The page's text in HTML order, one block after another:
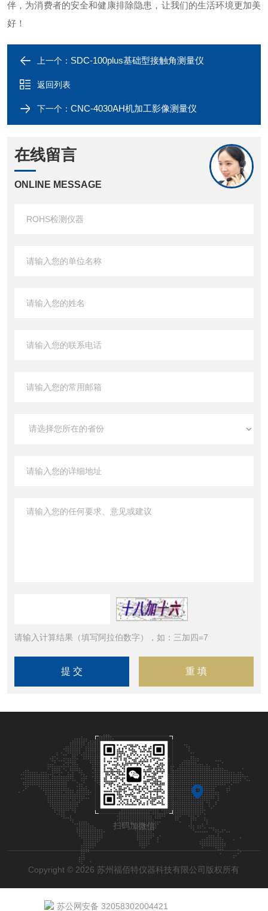
伴，为消费者的安全和健康排除隐患，让我们的生活环境更加美
好！
上一个： SDC-100plus基础型接触角测量仪
返回列表
下一个： CNC-4030AH机加工影像测量仪
在线留言
ONLINE MESSAGE
请输入计算结果（填写阿拉伯数字），如：三加四=7
扫码加微信
Copyright © 2026 苏州福佰特仪器科技有限公司版权所有
苏公网安备 32058302004421